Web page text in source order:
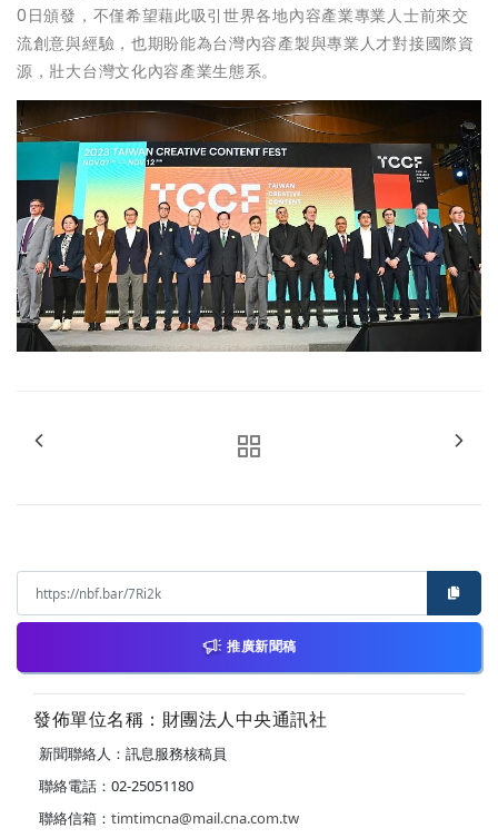
0日頒發，不僅希望藉此吸引世界各地內容產業專業人士前來交
流創意與經驗，也期盼能為台灣內容產製與專業人才對接國際資
源，壯大台灣文化內容產業生態系。
推廣新聞稿
發佈單位名稱：財團法人中央通訊社
新聞聯絡人：訊息服務核稿員
聯絡電話：02-25051180
聯絡信箱： timtimcna@mail.cna.com.tw